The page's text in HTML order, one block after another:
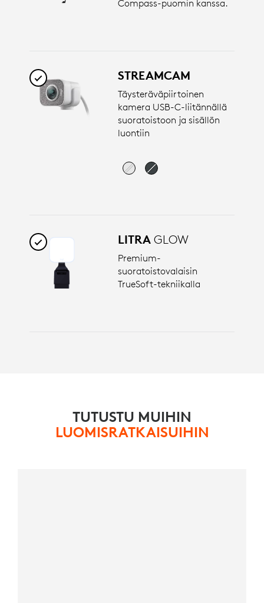
Compass-puomin kanssa.
STREAMCAM
Täysteräväpiirtoinen
kamera USB-C-liitännällä
suoratoistoon ja sisällön
luontiin
LITRA GLOW
Premium-
suoratoistovalaisin
TrueSoft-tekniikalla
TUTUSTU MUIHIN
LUOMISRATKAISUIHIN